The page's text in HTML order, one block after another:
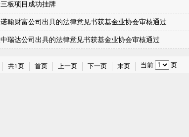
板项目成功挂牌
翰财富公司出具的法律意见书获基金业协会审核通过
瑞达公司出具的法律意见书获基金业协会审核通过
共1页 首页 上一页 下一页 末页 当前 页